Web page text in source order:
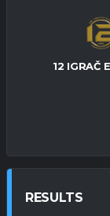
12 IGRAČ
RESULTS